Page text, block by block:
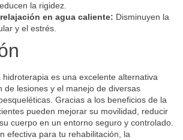
la rigidez.
en agua caliente: Disminuyen la
y el estrés.
es una excelente alternativa
de lesiones y el manejo de diversas
Gracias a los beneficios de la
pueden mejorar su movilidad, reducir
cuerpo en un entorno seguro y controlado.
efectiva para tu rehabilitación, la